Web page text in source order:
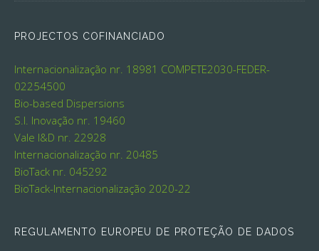
PROJECTOS COFINANCIADO
Internacionalização nr. 18981 COMPETE2030-FEDER-
02254500
Bio-based Dispersions
S.I. Inovação nr. 19460
Vale I&D nr. 22928
Internacionalização nr. 20485
BioTack nr. 045292
BioTack-Internacionalização 2020-22
REGULAMENTO EUROPEU DE PROTEÇÃO DE DADOS